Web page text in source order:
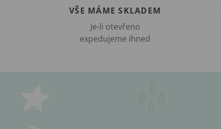
VŠE MÁME SKLADEM
Je-li otevřeno
expedujeme ihned